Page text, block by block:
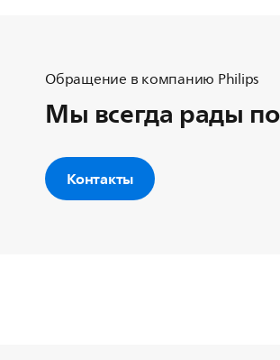
Обращение в компанию Philips
Мы всегда рады
Контакты